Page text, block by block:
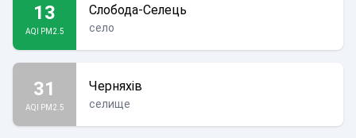
13
AQI PM2.5
Слобода-Селець
село
31
AQI PM2.5
Черняхів
селище